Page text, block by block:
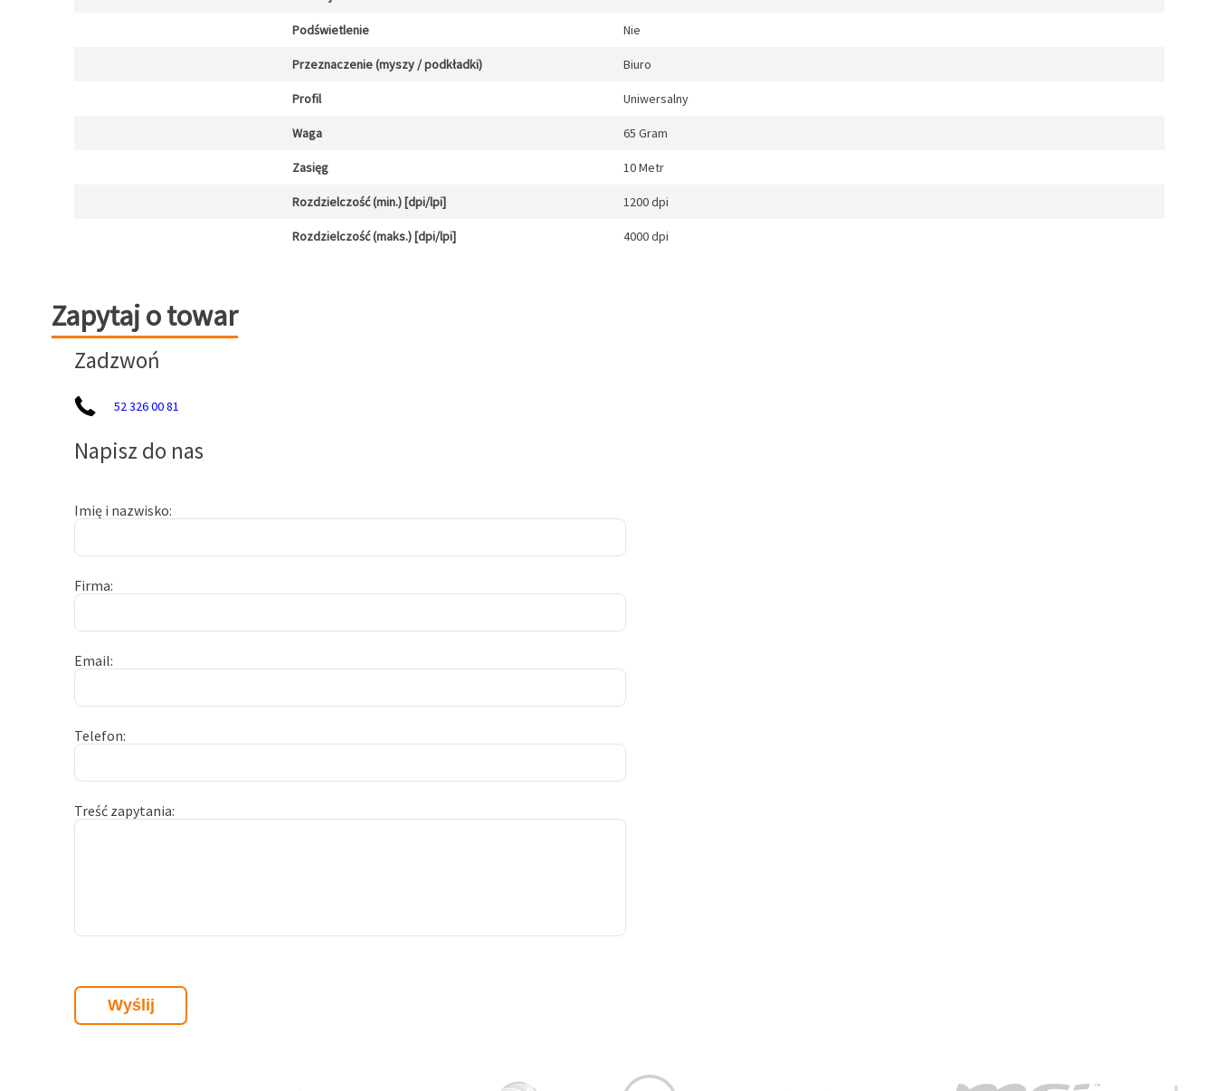
Podświetlenie Nie
Przeznaczenie (myszy / podkładki) Biuro
Profil Uniwersalny
Waga 65 Gram
Zasięg 10 Metr
Rozdzielczość (min.) [dpi/lpi] 1200 dpi
Rozdzielczość (maks.) [dpi/lpi] 4000 dpi
Zapytaj o towar
Zapytaj o towar
Zadzwoń
52 326 00 81
Napisz do nas
Imię i nazwisko
Firma
Email
Telefon
Treść zapytania